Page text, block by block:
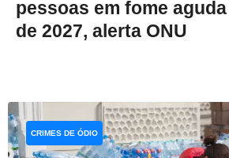
pessoas em fome
de 2027, alerta ONU
CRIMES DE ÓDIO